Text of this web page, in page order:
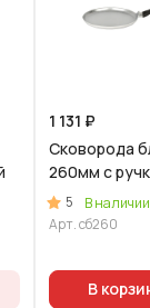
1 131 ₽
Сковорода
260мм с
5
В наличии
Арт.сб260
В